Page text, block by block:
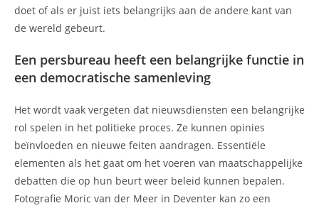
doet of als er juist iets belangrijks aan de andere kant van
de wereld gebeurt.
Een persbureau heeft een belangrijke functie in
een democratische samenleving
Het wordt vaak vergeten dat nieuwsdiensten een belangrijke
rol spelen in het politieke proces. Ze kunnen opinies
beïnvloeden en nieuwe feiten aandragen. Essentiële
elementen als het gaat om het voeren van maatschappelijke
debatten die op hun beurt weer beleid kunnen bepalen.
Fotografie Moric van der Meer in Deventer kan zo een